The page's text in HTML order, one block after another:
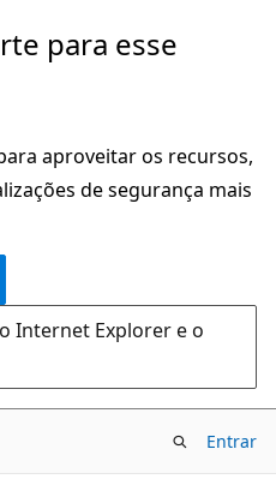
para esse
aproveitar os recursos,
de segurança mais
Internet Explorer e o
Entrar